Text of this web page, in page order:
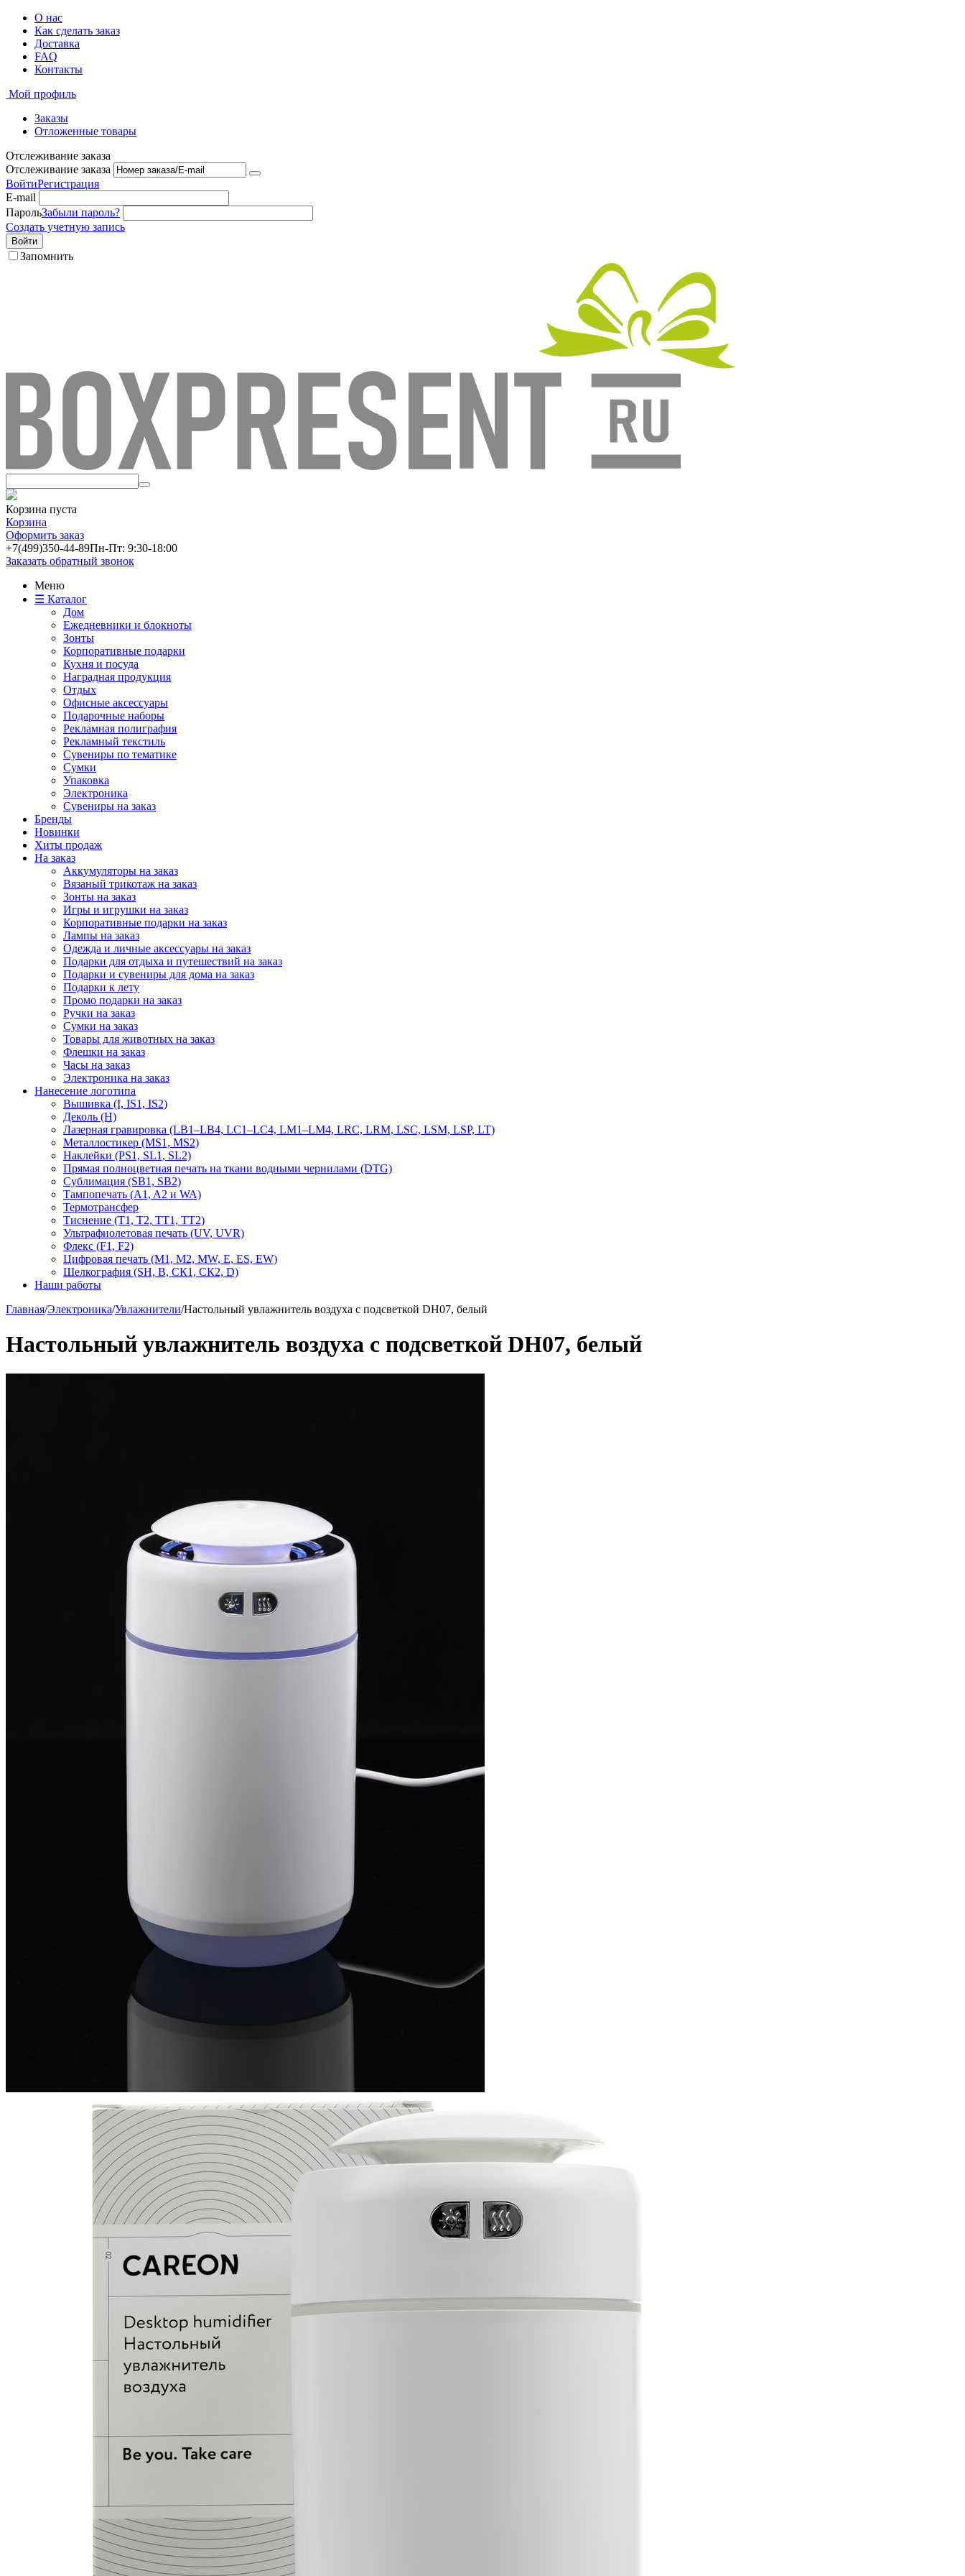
О нас
Как сделать заказ
Доставка
FAQ
Контакты
Мой профиль
Заказы
Отложенные товары
Отслеживание заказа
Отслеживание заказа
ВойтиРегистрация
E-mail
ПарольЗабыли пароль?
Создать учетную запись
Войти
Запомнить
Корзина пуста
Корзина
Оформить заказ
+7(499)350-44-89Пн-Пт: 9:30-18:00
Заказать обратный звонок
Меню
☰ Каталог
Дом
Ежедневники и блокноты
Зонты
Корпоративные подарки
Кухня и посуда
Наградная продукция
Отдых
Офисные аксессуары
Подарочные наборы
Рекламная полиграфия
Рекламный текстиль
Сувениры по тематике
Сумки
Упаковка
Электроника
Сувениры на заказ
Бренды
Новинки
Хиты продаж
На заказ
Аккумуляторы на заказ
Вязаный трикотаж на заказ
Зонты на заказ
Игры и игрушки на заказ
Корпоративные подарки на заказ
Лампы на заказ
Одежда и личные аксессуары на заказ
Подарки для отдыха и путешествий на заказ
Подарки и сувениры для дома на заказ
Подарки к лету
Промо подарки на заказ
Ручки на заказ
Сумки на заказ
Товары для животных на заказ
Флешки на заказ
Часы на заказ
Электроника на заказ
Нанесение логотипа
Вышивка (I, IS1, IS2)
Деколь (H)
Лазерная гравировка (LB1–LB4, LC1–LC4, LM1–LM4, LRC, LRM, LSC, LSM, LSP, LT)
Металлостикер (MS1, MS2)
Наклейки (PS1, SL1, SL2)
Прямая полноцветная печать на ткани водными чернилами (DTG)
Сублимация (SB1, SB2)
Тампопечать (A1, A2 и WA)
Термотрансфер
Тиснение (Т1, Т2, ТT1, ТT2)
Ультрафиолетовая печать (UV, UVR)
Флекс (F1, F2)
Цифровая печать (M1, M2, MW, E, ES, EW)
Шелкография (SH, В, СК1, СК2, D)
Наши работы
Главная/Электроника/Увлажнители/Настольный увлажнитель воздуха с подсветкой DH07, белый
Настольный увлажнитель воздуха с подсветкой DH07, белый